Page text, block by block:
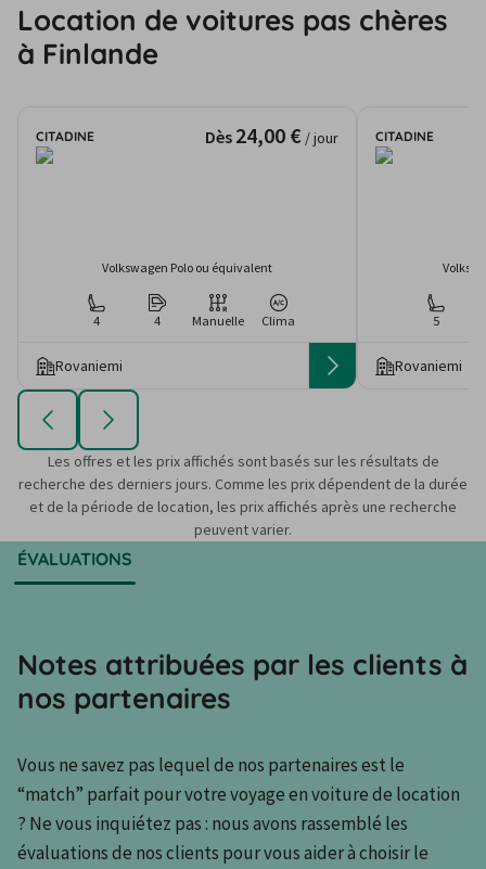
Location de voitures pas chères
à Finlande
CITADINE Dès 24,00 € / jour
Volkswagen Polo ou équivalent
4 4 Manuelle Clima
Rovaniemi
CITADINE
5
Rovaniemi
Les offres et les prix affichés sont basés sur les résultats de
recherche des derniers jours. Comme les prix dépendent de la durée
et de la période de location, les prix affichés après une recherche
peuvent varier.
ÉVALUATIONS
Notes attribuées par les clients à
nos partenaires
Vous ne savez pas lequel de nos partenaires est le
“match” parfait pour votre voyage en voiture de location
? Ne vous inquiétez pas : nous avons rassemblé les
évaluations de nos clients pour vous aider à choisir le